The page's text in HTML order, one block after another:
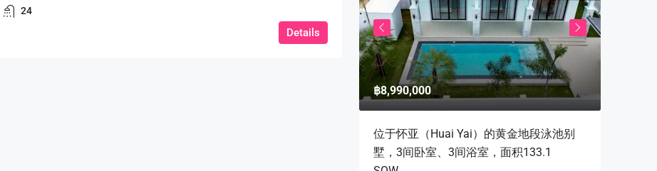
24
Details
฿8,990,000
位于怀亚（Huai Yai）的黄金地段泳池别
墅，3间卧室、3间浴室，面积133.1